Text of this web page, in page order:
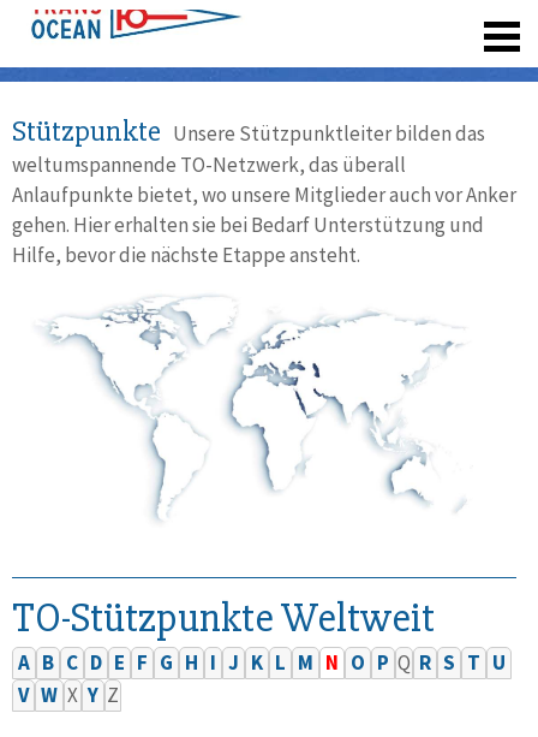
Stützpunkte Unsere Stützpunktleiter bilden das
weltumspannende TO-Netzwerk, das überall
Anlaufpunkte bietet, wo unsere Mitglieder auch vor Anker
gehen. Hier erhalten sie bei Bedarf Unterstützung und
Hilfe, bevor die nächste Etappe ansteht.
TO-Stützpunkte Weltweit
A B C D E F G H I J K L M N O P Q R S T U
V W X Y Z